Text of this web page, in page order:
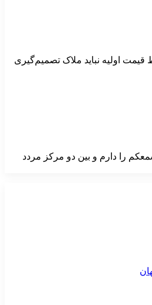
اولیه نباید ملاک تصمیم‌گیری
را دارم و بین دو مرکز مردد